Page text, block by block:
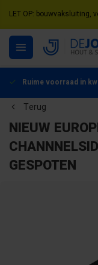
LET OP: bouwvaksluiting,
Ruime voorraad in
Terug
NIEUW
GESPOTEN